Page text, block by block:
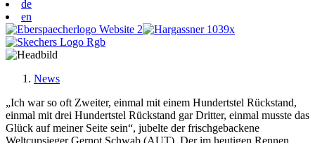
de
en
News
„Ich war so oft Zweiter, einmal mit einem Hundertstel Rückstand,
einmal mit drei Hundertstel Rückstand gar Dritter, einmal musste das
Glück auf meiner Seite sein“, jubelte der frischgebackene
Weltcupsieger Gernot Schwab (AUT). Der im heutigen Rennen